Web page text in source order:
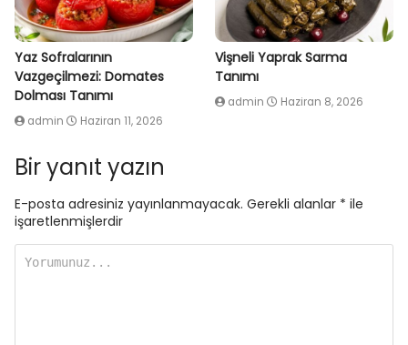
Yaz Sofralarının
Vazgeçilmezi: Domates
Dolması Tanımı
admin Haziran 11, 2026
Vişneli Yaprak Sarma
Tanımı
admin Haziran 8, 2026
Bir yanıt yazın
E-posta adresiniz yayınlanmayacak. Gerekli alanlar * ile
işaretlenmişlerdir